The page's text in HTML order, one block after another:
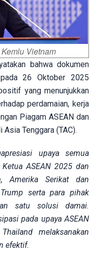
Vietnam
bahwa dokumen
26 Oktober 2025
yang menunjukkan
perdamaian, kerja
Piagam ASEAN dan
Asia Tenggara (TAC).
upaya semua
Ketua ASEAN 2025 dan
Amerika Serikat dan
serta para pihak
satu solusi damai.
pada upaya ASEAN
melaksanakan
efektif.